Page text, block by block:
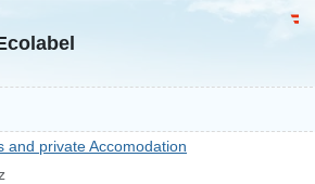
and private Accomodation